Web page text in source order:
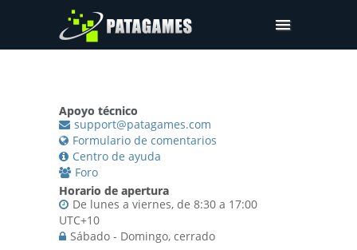
Compañía
Compras
Descargar
Apoyo técnico
support@patagames.com
Formulario de comentarios
Centro de ayuda
Foro
Horario de apertura
De lunes a viernes, de 8:30 a 17:00
UTC+10
Sábado - Domingo, cerrado